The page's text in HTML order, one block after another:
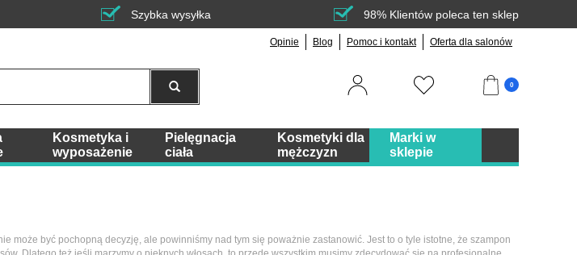
Szybka wysyłka 98% Klientów poleca ten sklep
Opinie Blog Pomoc i kontakt Oferta dla salonów
0
Kosmetyka i
wyposażenie
Pielęgnacja
ciała
Kosmetyki dla
mężczyzn
Marki w
sklepie
może być pochopną decyzję, ale powinniśmy nad tym się poważnie zastanowić. Jest to o tyle istotne, że szampon